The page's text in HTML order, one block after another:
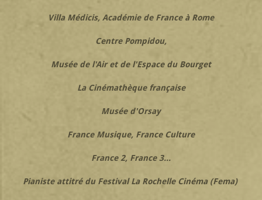
Villa Médicis, Académie de France à Rome
Centre Pompidou,
Musée de l'Air et de l'Espace du Bourget
La Cinémathèque française
Musée d'Orsay
France Musique, France Culture
France 2, France 3...
Pianiste attitré du Festival La Rochelle Cinéma (Fema)